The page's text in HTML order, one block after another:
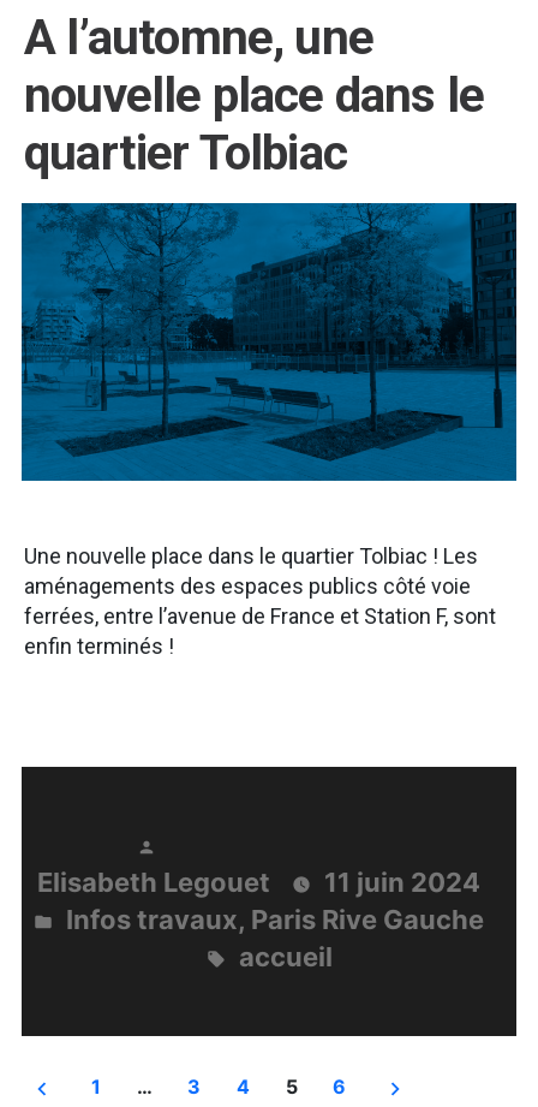
A l’automne, une
nouvelle place dans le
quartier Tolbiac
Une nouvelle place dans le quartier Tolbiac ! Les
aménagements des espaces publics côté voie
ferrées, entre l’avenue de France et Station F, sont
enfin terminés !
Publié
par
Elisabeth Legouet 11 juin 2024
Infos travaux, Paris Rive Gauche
accueil
Pagination
1 … 3 4 5 6